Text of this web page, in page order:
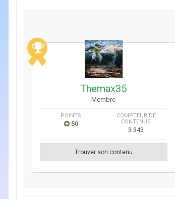
Themax35
Membre
POINTS
50
COMPTEUR DE
CONTENUS
3 343
Trouver son contenu